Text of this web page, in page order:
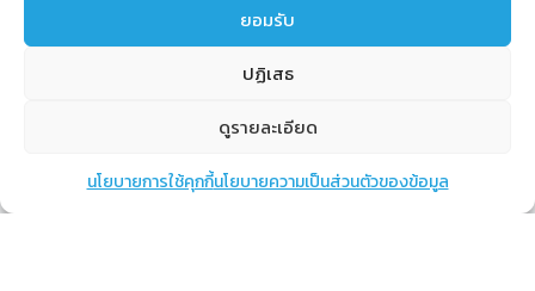
ยอมรับ
ปฏิเสธ
ดูรายละเอียด
นโยบายการใช้คุกกี้นโยบายความเป็นส่วนตัวของข้อมูล
สิทธิประโยชน์
การสั่งซื้อสินค้าราคาสมาชิก
การเช็คยอด
แชท หน้าสินค้า ตะกร้าสินค้า